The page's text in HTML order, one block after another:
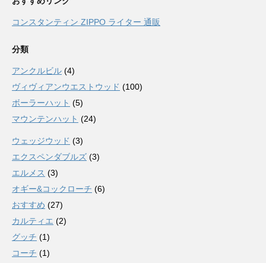
コンスタンティン ZIPPO ライター 通販
分類
アンクルビル (4)
ヴィヴィアンウエストウッド (100)
ボーラーハット (5)
マウンテンハット (24)
ウェッジウッド (3)
エクスペンダブルズ (3)
エルメス (3)
オギー&コックローチ (6)
おすすめ (27)
カルティエ (2)
グッチ (1)
コーチ (1)